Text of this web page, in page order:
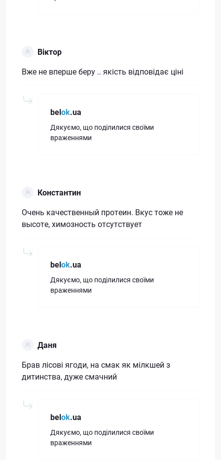
Віктор
Вже не вперше беру .. якість відповідає ціні
belok.ua
Дякуємо, що поділилися своїми
враженнями
Константин
Очень качественный протеин. Вкус тоже не
высоте, химозность отсутствует
belok.ua
Дякуємо, що поділилися своїми
враженнями
Даня
Брав лісові ягоди, на смак як мілкшей з
дитинства, дуже смачний
belok.ua
Дякуємо, що поділилися своїми
враженнями